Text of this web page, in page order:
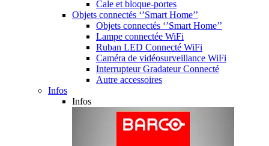
Cale et bloque-portes
Objets connectés ‘’Smart Home’’
Objets connectés ‘’Smart Home’’
Lampe connectée WiFi
Ruban LED Connecté WiFi
Caméra de vidéosurveillance WiFi
Interrupteur Gradateur Connecté
Autre accessoires
Infos
Infos